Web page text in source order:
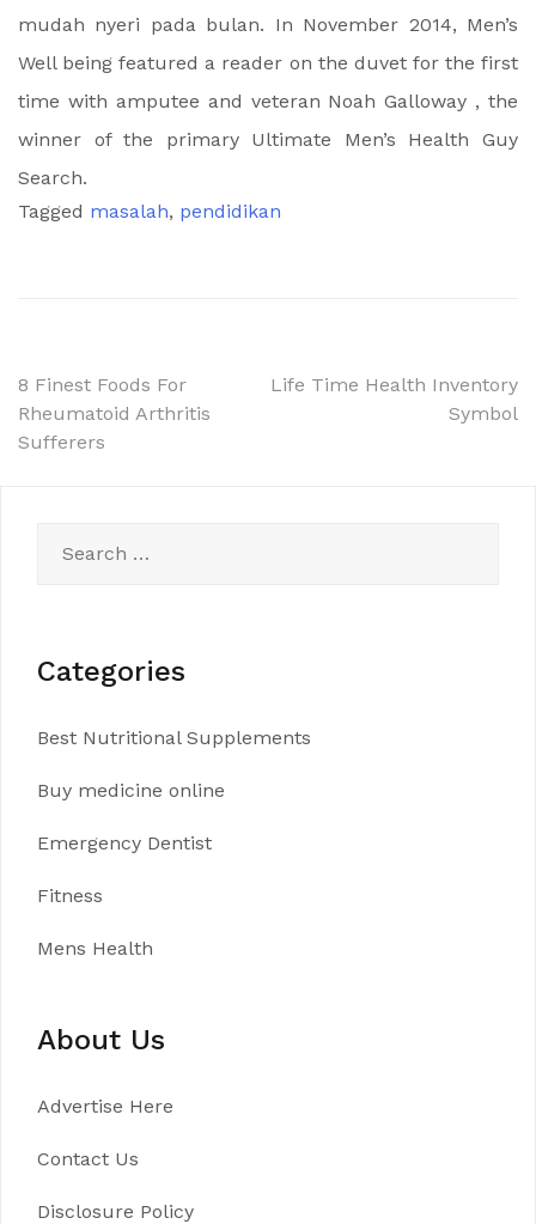
mudah nyeri pada bulan. In November 2014, Men’s
Well being featured a reader on the duvet for the first
time with amputee and veteran Noah Galloway , the
winner of the primary Ultimate Men’s Health Guy
Search.
Tagged masalah, pendidikan
Post
navigation
8 Finest Foods For
Rheumatoid Arthritis
Sufferers
Life Time Health Inventory
Symbol
for:
Categories
Best Nutritional Supplements
Buy medicine online
Emergency Dentist
Fitness
Mens Health
About Us
Advertise Here
Contact Us
Disclosure Policy